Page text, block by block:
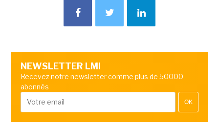
NEWSLETTER LMI
Recevez notre newsletter comme plus de 50000
abonnés
OK